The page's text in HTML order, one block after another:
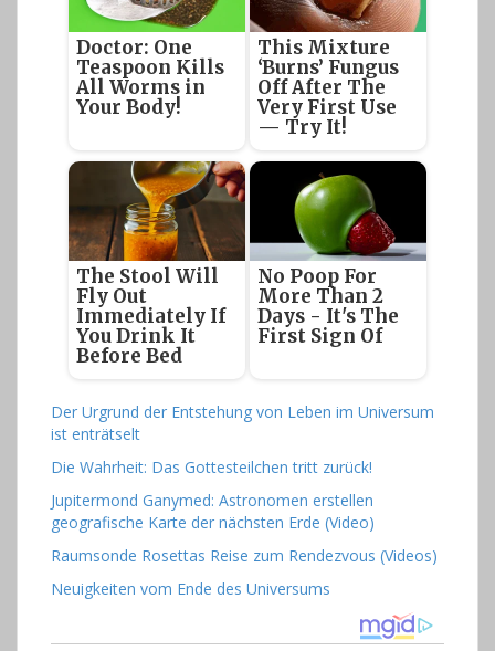
Doctor: One
Teaspoon Kills
All Worms in
Your Body!
This Mixture
‘Burns’ Fungus
Off After The
Very First Use
— Try It!
The Stool Will
Fly Out
Immediately If
You Drink It
Before Bed
No Poop For
More Than 2
Days - It's The
First Sign Of
Der Urgrund der Entstehung von Leben im Universum
ist enträtselt
Die Wahrheit: Das Gottesteilchen tritt zurück!
Jupitermond Ganymed: Astronomen erstellen
geografische Karte der nächsten Erde (Video)
Raumsonde Rosettas Reise zum Rendezvous (Videos)
Neuigkeiten vom Ende des Universums